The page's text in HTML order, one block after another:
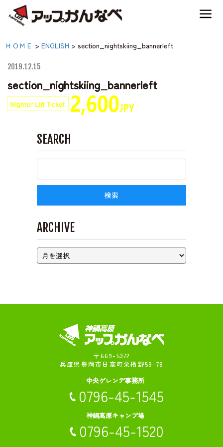
【公式】アップかんなべ
｜兵庫県豊岡市・関西
アウトドア・キャンプ
場・熱気球・高原アクテ
夏のスキー場も「かなり遊べる」！
神鍋高原アクティビティ
宿泊案内
ＨＯＭＥ > ENGLISH > section_nightskiing_bannerleft
2019.12.15
section_nightskiing_bannerleft
SEARCH
ARCHIVE
〒669-5372
兵庫県豊岡市日高町栗栖野59-78
中央ゲレンデ事務所
0796-45-1545
神鍋高原キャンプ場
0796-45-1520